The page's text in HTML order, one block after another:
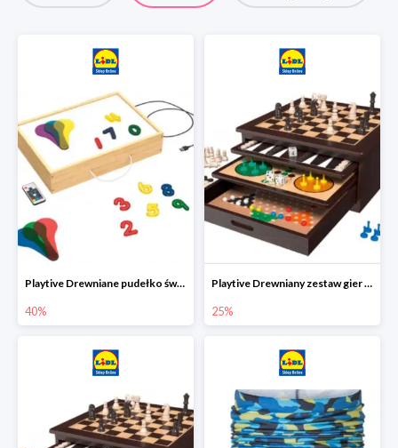
Playtive Drewniane pudełko świetlne MONTESSORI
40%
Playtive Drewniany zestaw gier 10 w 1
25%